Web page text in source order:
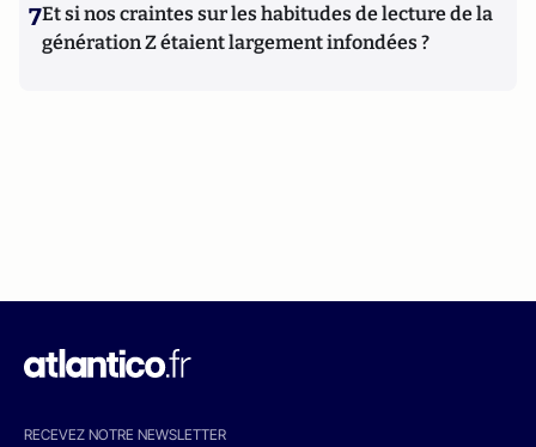
7Et si nos craintes sur les habitudes de lecture de la
génération Z étaient largement infondées ?
RECEVEZ NOTRE NEWSLETTER